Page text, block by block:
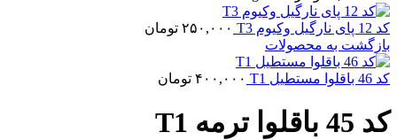
کد 12 پای نارگیل وکیوم T3 ۲۵۰,۰۰۰ تومان
بازگشت به محصولات
کد 46 باقلوا مستطیل T1 ۴۰۰,۰۰۰ تومان
کد 45 باقلوا ترمه T1